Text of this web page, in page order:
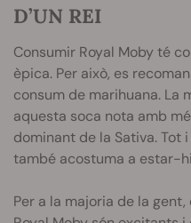
D’UN REI
Consumir Royal Moby té
èpica. Per això, es
consum de marihuana. La
aquesta soca nota amb
dominant de la Sativa. Tot
també acostuma a estar-
Per a la majoria de la